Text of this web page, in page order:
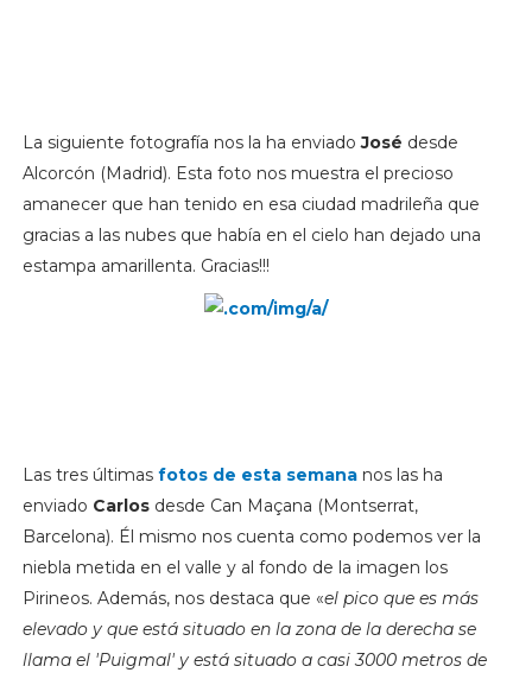
La siguiente fotografía nos la ha enviadoJosé desde
Alcorcón (Madrid). Esta foto nos muestra el precioso
amanecer que han tenido en esa ciudad madrileña que
gracias a las nubes que había en el cielo han dejado una
estampa amarillenta. Gracias!!!
Las tres últimas fotos de esta semananos las ha
enviado Carlos desde Can Maçana (Montserrat,
Barcelona). Él mismo nos cuenta como podemos ver la
niebla metida en el valle y al fondo de la imagen los
Pirineos. Además, nos destaca que «el pico que es más
elevado y que está situado en la zona de la derecha se
llama el 'Puigmal' y está situado a casi 3000 metros de